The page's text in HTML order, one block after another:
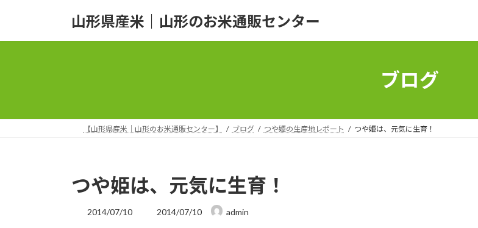
山形県産米｜山形のお米通販センター
ブログ
【山形県産米｜山形のお米通販センター】 ブログ つや姫の生産地レポート つや姫は、元気に生育！
つや姫は、元気に生育！
2014/07/10
最
2014/07/10 admin